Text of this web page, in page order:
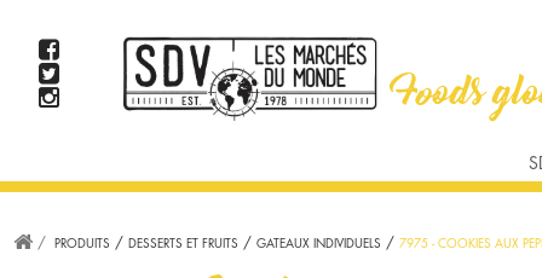
PRODUITS DESSERTS ET FRUITS GATEAUX INDIVIDUELS 7975 - COOKIES AUX